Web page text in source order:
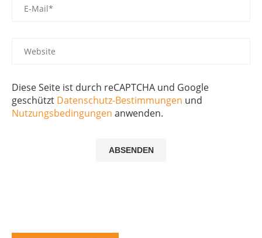
Diese Seite ist durch reCAPTCHA und Google
geschützt Datenschutz-Bestimmungen und
Nutzungsbedingungen anwenden.